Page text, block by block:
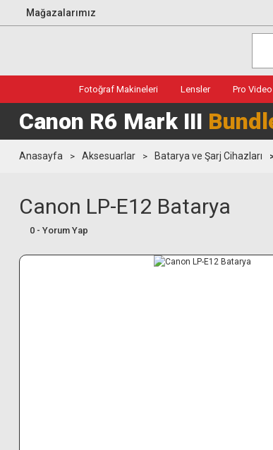
Mağazalarımız
Fotoğraf Makineleri Lensler Pro Video
Canon R6 Mark III
Anasayfa Aksesuarlar Batarya ve Şarj Cihazları
Canon LP-E12 Batarya
0 - Yorum Yap